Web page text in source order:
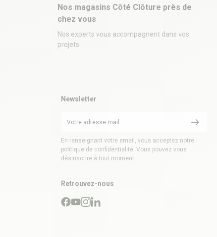
Nos magasins Côté Clôture près de
chez vous
Nos experts vous accompagnent dans vos
projets
Newsletter
En renseignant votre email, vous acceptez notre
politique de confidentialité. Vous pouvez vous
désinscrire à tout moment.
Retrouvez-nous